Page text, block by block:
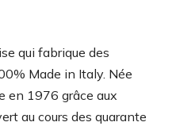
qui fabrique des
Made in Italy. Née
en 1976 grâce aux
au cours des quarante